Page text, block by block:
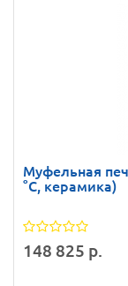
Муфельная
°С, керамика)
148 825 р.